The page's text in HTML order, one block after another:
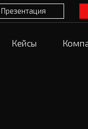
Презентация
Кейсы